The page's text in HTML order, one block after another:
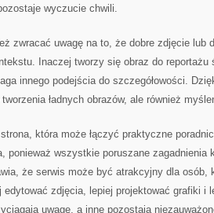
wyczucie chwili.
zwracać uwagę na to, że dobre zdjęcie lub
Inaczej tworzy się obraz do reportażu
innego podejścia do szczegółowości.
ładnych obrazów, ale również
która może łączyć praktyczne
ponieważ wszystkie poruszane zagadnienia
że serwis może być atrakcyjny dla osób,
edytować zdjęcia, lepiej projektować grafiki i
uwagę, a inne pozostają